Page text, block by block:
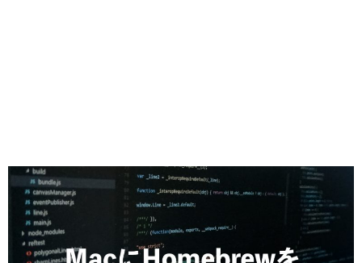
サイトマップ